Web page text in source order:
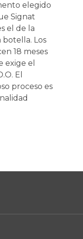
elegido
Signat
el de la
Los
18 meses
exige el
El
proceso es